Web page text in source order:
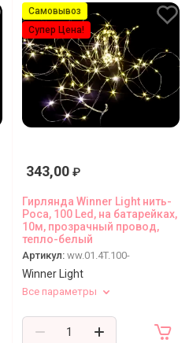
Самовывоз
Супер Цена!
343,00 ₽
Гирлянда Winner Light нить-
Роса, 100 Led, на батарейках,
10м, прозрачный провод,
тепло-белый
Артикул: ww.01.4T.100-
Winner Light
Все параметры